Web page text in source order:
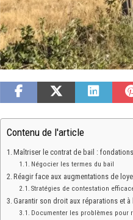
Contenu de l'article
Maîtriser le contrat de bail :
Négocier les termes du bail
Réagir face aux augmentations de
Stratégies de contestation
Garantir son droit aux réparations et à
Documenter les problèmes pour